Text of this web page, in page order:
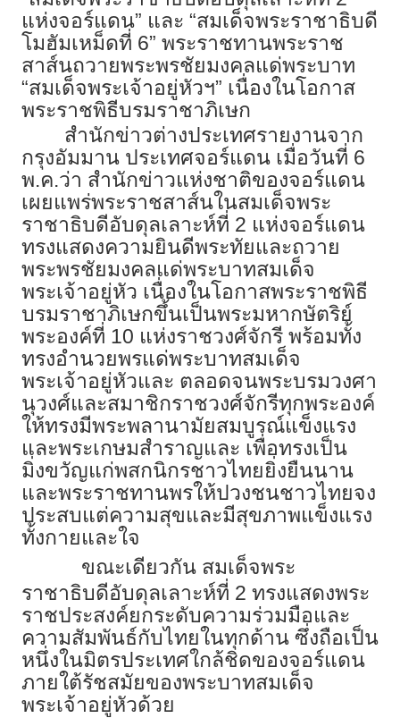
แห่งจอร์แดน” และ “สมเด็จพระราชาธิบดี
โมฮัมเหม็ดที่ 6” พระราชทานพระราช
สาส์นถวายพระพรชัยมงคลแด่พระบาท
“สมเด็จพระเจ้าอยู่หัวฯ” เนื่องในโอกาส
พระราชพิธีบรมราชาภิเษก
สำนักข่าวต่างประเทศรายงานจาก
กรุงอัมมาน ประเทศจอร์แดน เมื่อวันที่ 6
พ.ค.ว่า สำนักข่าวแห่งชาติของจอร์แดน
เผยแพร่พระราชสาส์นในสมเด็จพระ
ราชาธิบดีอับดุลเลาะห์ที่ 2 แห่งจอร์แดน
ทรงแสดงความยินดีพระทัยและถวาย
พระพรชัยมงคลแด่พระบาทสมเด็จ
พระเจ้าอยู่หัว เนื่องในโอกาสพระราชพิธี
บรมราชาภิเษกขึ้นเป็นพระมหากษัตริย์
พระองค์ที่ 10 แห่งราชวงศ์จักรี พร้อมทั้ง
ทรงอำนวยพรแด่พระบาทสมเด็จ
พระเจ้าอยู่หัวและ ตลอดจนพระบรมวงศา
นุวงศ์และสมาชิกราชวงศ์จักรีทุกพระองค์
ให้ทรงมีพระพลานามัยสมบูรณ์แข็งแรง
และพระเกษมสำราญและ เพื่อทรงเป็น
มิ่งขวัญแก่พสกนิกรชาวไทยยิ่งยืนนาน
และพระราชทานพรให้ปวงชนชาวไทยจง
ประสบแต่ความสุขและมีสุขภาพแข็งแรง
ทั้งกายและใจ
ขณะเดียวกัน สมเด็จพระ
ราชาธิบดีอับดุลเลาะห์ที่ 2 ทรงแสดงพระ
ราชประสงค์ยกระดับความร่วมมือและ
ความสัมพันธ์กับไทยในทุกด้าน ซึ่งถือเป็น
หนึ่งในมิตรประเทศใกล้ชิดของจอร์แดน
ภายใต้รัชสมัยของพระบาทสมเด็จ
พระเจ้าอยู่หัวด้วย